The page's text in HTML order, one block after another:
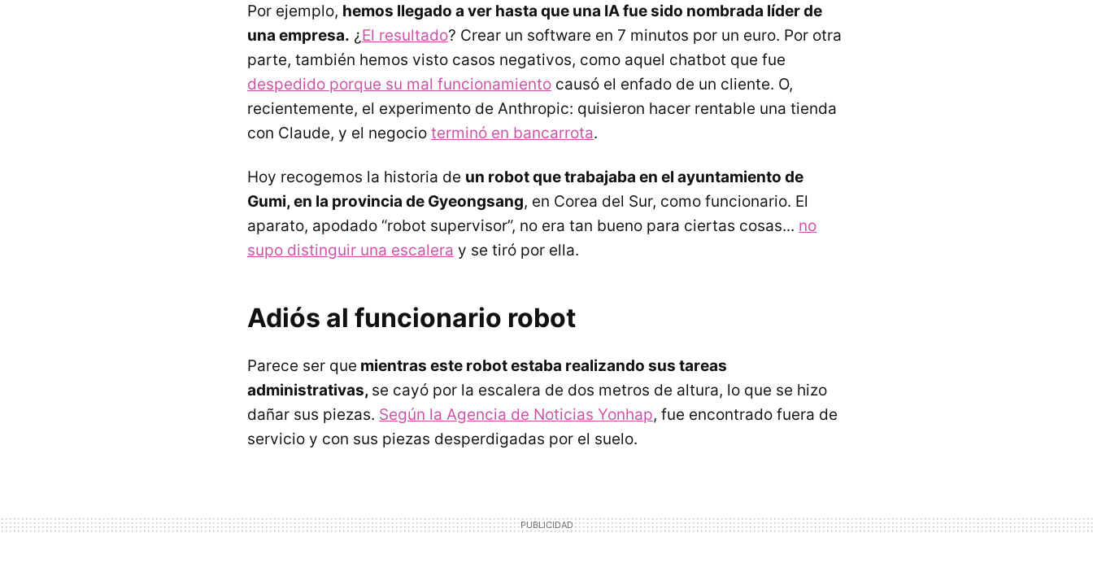
Por ejemplo, hemos llegado a ver hasta que una IA fue sido nombrada líder de
una empresa. ¿El resultado? Crear un software en 7 minutos por un euro. Por otra
parte, también hemos visto casos negativos, como aquel chatbot que fue
despedido porque su mal funcionamiento causó el enfado de un cliente. O,
recientemente, el experimento de Anthropic: quisieron hacer rentable una tienda
con Claude, y el negocio terminó en bancarrota.
Hoy recogemos la historia de un robot que trabajaba en el ayuntamiento de
Gumi, en la provincia de Gyeongsang, en Corea del Sur, como funcionario. El
aparato, apodado “robot supervisor”, no era tan bueno para ciertas cosas... no
supo distinguir una escalera y se tiró por ella.
Adiós al funcionario robot
Parece ser que mientras este robot estaba realizando sus tareas
administrativas, se cayó por la escalera de dos metros de altura, lo que se hizo
dañar sus piezas. Según la Agencia de Noticias Yonhap, fue encontrado fuera de
servicio y con sus piezas desperdigadas por el suelo.